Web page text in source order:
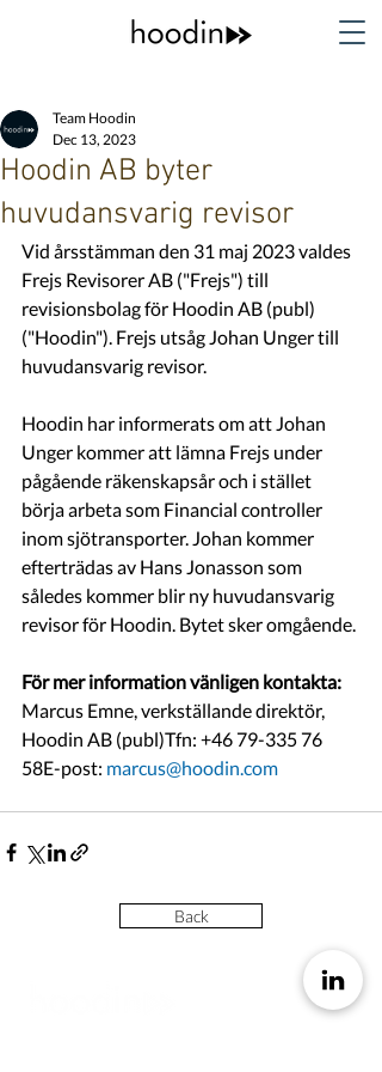
Hoodin AB byter
huvudansvarig revisor
Team Hoodin
Dec 13, 2023
Vid årsstämman den 31 maj 2023 valdes
Frejs Revisorer AB ("Frejs") till
revisionsbolag för Hoodin AB (publ)
("Hoodin"). Frejs utsåg Johan Unger till
huvudansvarig revisor.
Hoodin har informerats om att Johan
Unger kommer att lämna Frejs under
pågående räkenskapsår och i stället
börja arbeta som Financial controller
inom sjötransporter. Johan kommer
efterträdas av Hans Jonasson som
således kommer blir ny huvudansvarig
revisor för Hoodin. Bytet sker omgående.
För mer information vänligen kontakta:
Marcus Emne, verkställande direktör,
Hoodin AB (publ)Tfn: +46 79-335 76
58E-post: marcus@hoodin.com
Back